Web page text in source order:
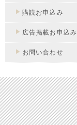
購読お申込み
広告掲載お申込み
お問い合わせ